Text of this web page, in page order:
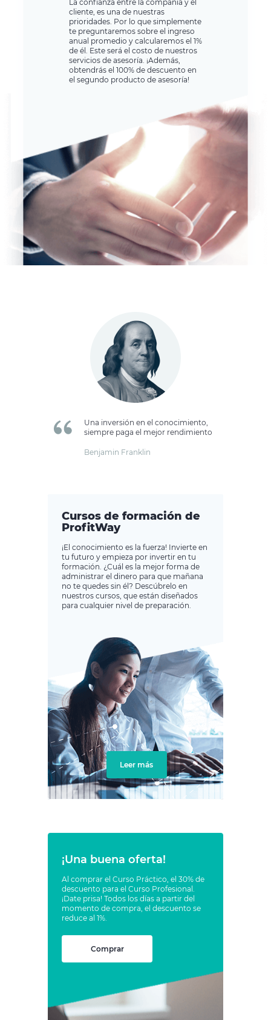
La confianza entre la compañía y el
cliente, es una de nuestras
prioridades. Por lo que simplemente
te preguntaremos sobre el ingreso
anual promedio y calcularemos el 1%
de él. Este será el costo de nuestros
servicios de asesoría. ¡Además,
obtendrás el 100% de descuento en
el segundo producto de asesoría!
Una inversión en el conocimiento,
siempre paga el mejor rendimiento
Benjamin Franklin
Cursos de formación de
ProfitWay
¡El conocimiento es la fuerza! Invierte en
tu futuro y empieza por invertir en tu
formación. ¿Cuál es la mejor forma de
administrar el dinero para que mañana
no te quedes sin él? Descúbrelo en
nuestros cursos, que están diseñados
para cualquier nivel de preparación.
Leer más
¡Una buena oferta!
Al comprar el Curso Práctico, el 30% de
descuento para el Curso Profesional.
¡Date prisa! Todos los días a partir del
momento de compra, el descuento se
reduce al 1%.
Comprar